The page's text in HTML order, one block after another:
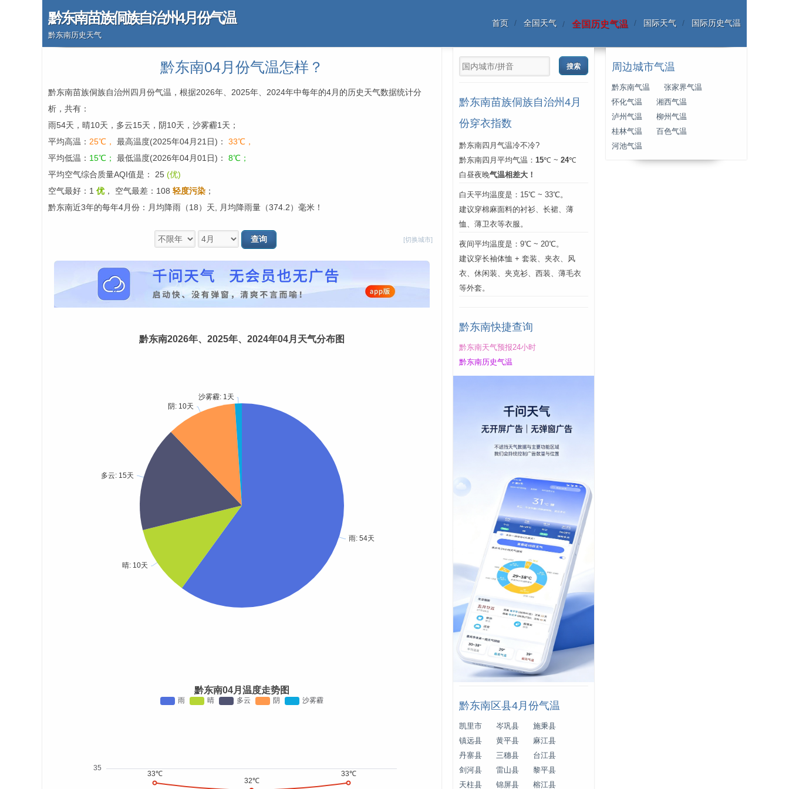
黔东南苗族侗族自治州4月份气温
黔东南历史天气
首页 全国天气 全国历史气温 国际天气 国际历史气温
黔东南04月份气温怎样？
黔东南苗族侗族自治州四月份气温，根据2026年、2025年、2024年中每年的4月的历史天气数据统计分
析，共有：
雨54天，晴10天，多云15天，阴10天，沙雾霾1天；
平均高温： 25℃， 最高温度(2025年04月21日)： 33℃，
平均低温： 15℃； 最低温度(2026年04月01日)： 8℃；
平均空气综合质量AQI值是： 25 (优)
空气最好：1 优， 空气最差：108 轻度污染 ；
黔东南近3年的每年4月份：月均降雨（18）天, 月均降雨量（374.2）毫米！
[切换城市]
黔东南2026年、2025年、2024年04月天气分布图
黔东南04月温度走势图
黔东南苗族侗族自治州4月
份穿衣指数
黔东南四月气温冷不冷?
黔东南四月平均气温： 15℃ ~ 24℃
白昼夜晚气温相差大！
白天平均温度是：15℃ ~ 33℃。
建议穿棉麻面料的衬衫、长裙、薄
恤、薄卫衣等衣服。
夜间平均温度是：9℃ ~ 20℃。
建议穿长袖体恤 + 套装、夹衣、风
衣、休闲装、夹克衫、西装、薄毛衣
等外套。
黔东南快捷查询
黔东南天气预报24小时
黔东南历史气温
黔东南区县4月份气温
凯里市 岑巩县
施秉县
镇远县
黄平县
麻江县
丹寨县
三穗县
台江县
剑河县
雷山县
黎平县
天柱县
锦屏县 榕江县
周边城市气温
黔东南气温
张家界气温
怀化气温
湘西气温
泸州气温
柳州气温
桂林气温
百色气温
河池气温